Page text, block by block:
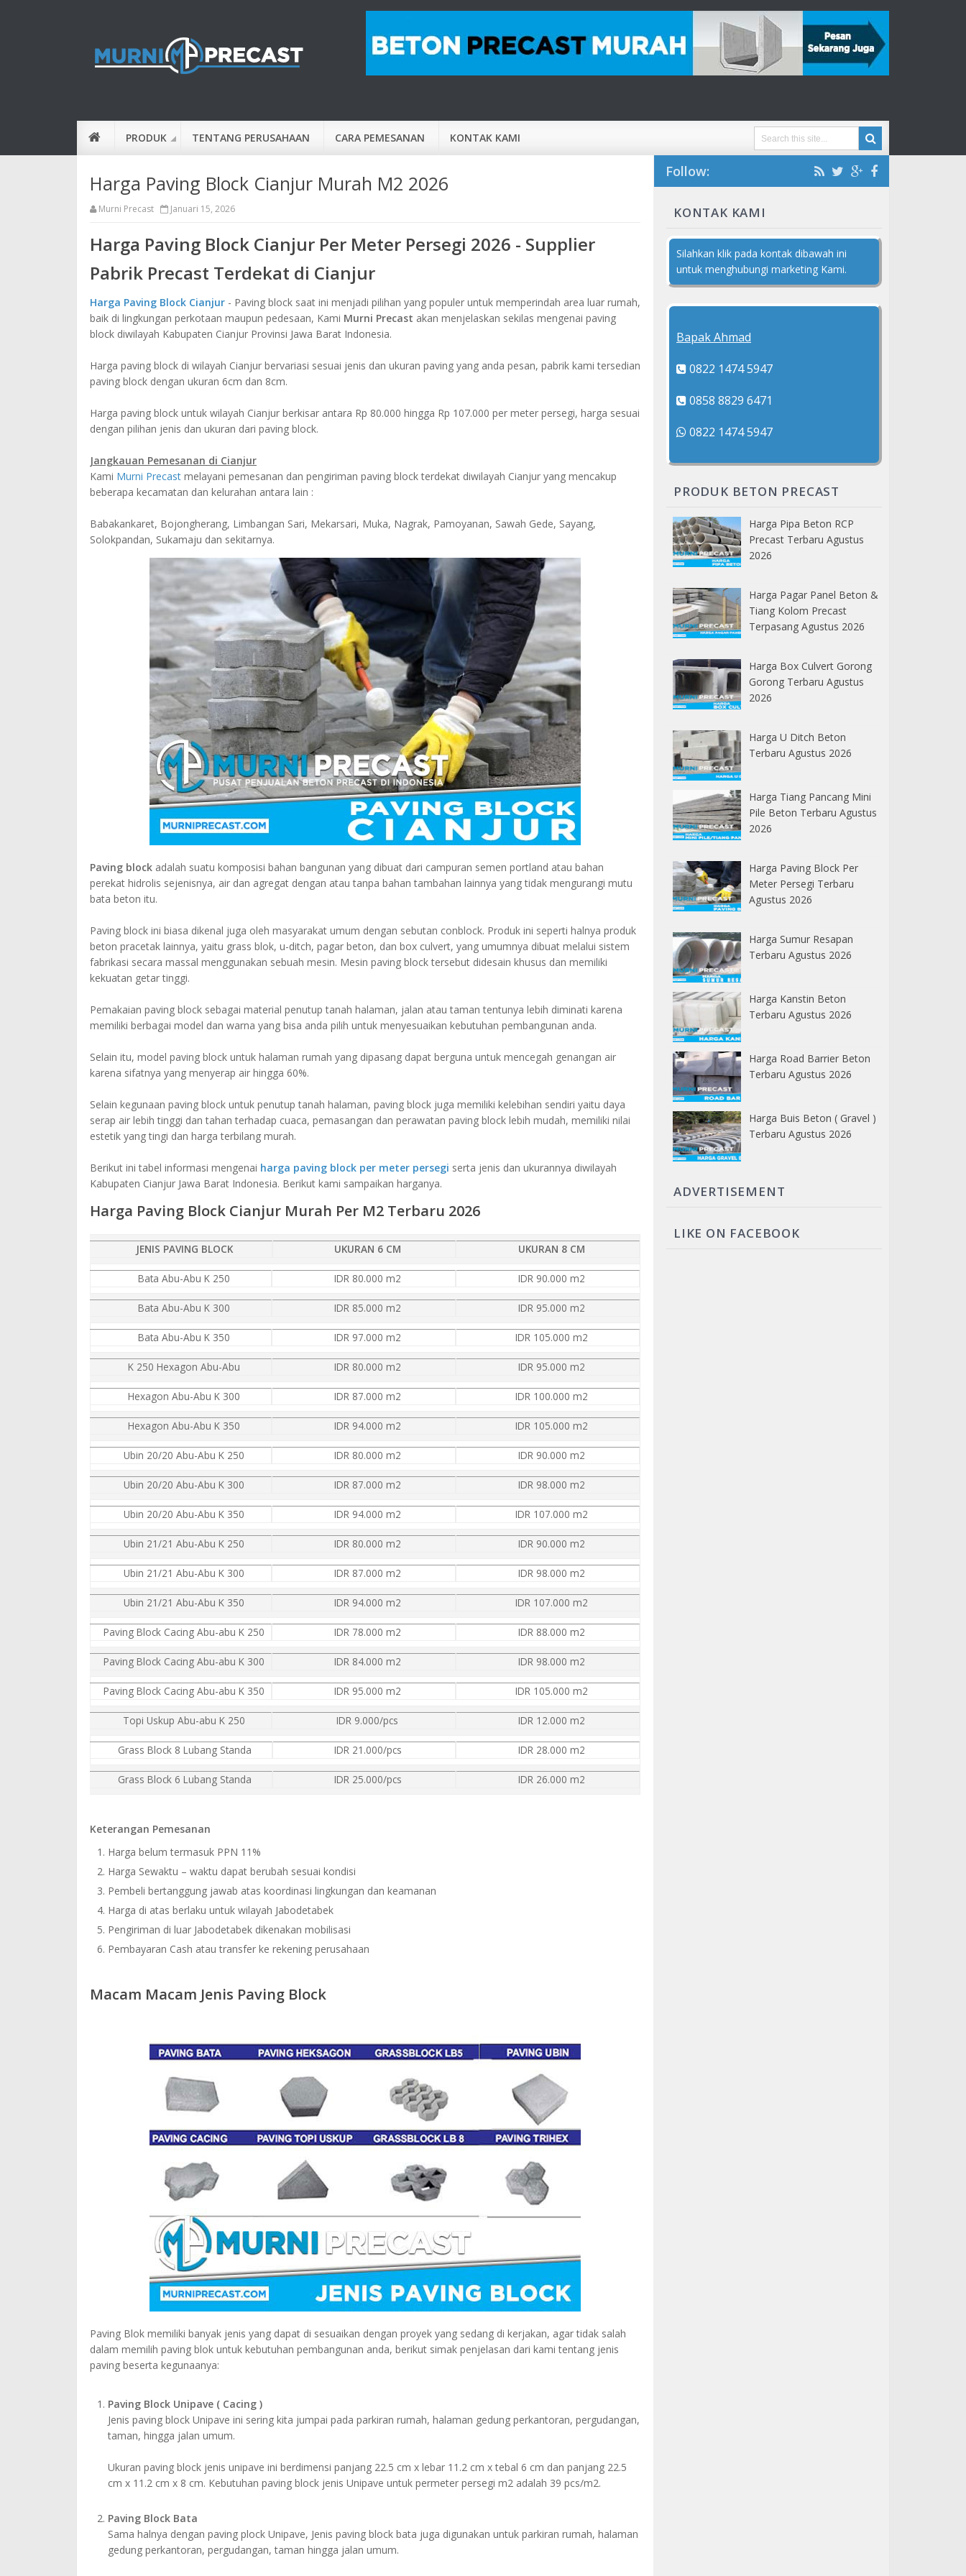
PRODUK TENTANG PERUSAHAAN CARA PEMESANAN KONTAK KAMI
Harga Paving Block Cianjur Murah M2 2026
Murni Precast Januari 15, 2026
Harga Paving Block Cianjur Per Meter Persegi 2026 - Supplier
Pabrik Precast Terdekat di Cianjur
Harga Paving Block Cianjur - Paving block saat ini menjadi pilihan yang populer untuk memperindah area luar rumah,
baik di lingkungan perkotaan maupun pedesaan, Kami Murni Precast akan menjelaskan sekilas mengenai paving
block diwilayah Kabupaten Cianjur Provinsi Jawa Barat Indonesia.
Harga paving block di wilayah Cianjur bervariasi sesuai jenis dan ukuran paving yang anda pesan, pabrik kami tersedian
paving block dengan ukuran 6cm dan 8cm.
Harga paving block untuk wilayah Cianjur berkisar antara Rp 80.000 hingga Rp 107.000 per meter persegi, harga sesuai
dengan pilihan jenis dan ukuran dari paving block.
Jangkauan Pemesanan di Cianjur
Kami Murni Precast melayani pemesanan dan pengiriman paving block terdekat diwilayah Cianjur yang mencakup
beberapa kecamatan dan kelurahan antara lain :
Babakankaret, Bojongherang, Limbangan Sari, Mekarsari, Muka, Nagrak, Pamoyanan, Sawah Gede, Sayang,
Solokpandan, Sukamaju dan sekitarnya.
Paving block adalah suatu komposisi bahan bangunan yang dibuat dari campuran semen portland atau bahan
perekat hidrolis sejenisnya, air dan agregat dengan atau tanpa bahan tambahan lainnya yang tidak mengurangi mutu
bata beton itu.
Paving block ini biasa dikenal juga oleh masyarakat umum dengan sebutan conblock. Produk ini seperti halnya produk
beton pracetak lainnya, yaitu grass blok, u-ditch, pagar beton, dan box culvert, yang umumnya dibuat melalui sistem
fabrikasi secara massal menggunakan sebuah mesin. Mesin paving block tersebut didesain khusus dan memiliki
kekuatan getar tinggi.
Pemakaian paving block sebagai material penutup tanah halaman, jalan atau taman tentunya lebih diminati karena
memiliki berbagai model dan warna yang bisa anda pilih untuk menyesuaikan kebutuhan pembangunan anda.
Selain itu, model paving block untuk halaman rumah yang dipasang dapat berguna untuk mencegah genangan air
karena sifatnya yang menyerap air hingga 60%.
Selain kegunaan paving block untuk penutup tanah halaman, paving block juga memiliki kelebihan sendiri yaitu daya
serap air lebih tinggi dan tahan terhadap cuaca, pemasangan dan perawatan paving block lebih mudah, memiliki nilai
estetik yang tingi dan harga terbilang murah.
Berikut ini tabel informasi mengenai harga paving block per meter persegi serta jenis dan ukurannya diwilayah
Kabupaten Cianjur Jawa Barat Indonesia. Berikut kami sampaikan harganya.
Harga Paving Block Cianjur Murah Per M2 Terbaru 2026
JENIS PAVING BLOCK UKURAN 6 CM UKURAN 8 CM
Bata Abu-Abu K 250 IDR 80.000 m2 IDR 90.000 m2
Bata Abu-Abu K 300 IDR 85.000 m2 IDR 95.000 m2
Bata Abu-Abu K 350 IDR 97.000 m2 IDR 105.000 m2
K 250 Hexagon Abu-Abu IDR 80.000 m2 IDR 95.000 m2
Hexagon Abu-Abu K 300 IDR 87.000 m2 IDR 100.000 m2
Hexagon Abu-Abu K 350 IDR 94.000 m2 IDR 105.000 m2
Ubin 20/20 Abu-Abu K 250 IDR 80.000 m2 IDR 90.000 m2
Ubin 20/20 Abu-Abu K 300 IDR 87.000 m2 IDR 98.000 m2
Ubin 20/20 Abu-Abu K 350 IDR 94.000 m2 IDR 107.000 m2
Ubin 21/21 Abu-Abu K 250 IDR 80.000 m2 IDR 90.000 m2
Ubin 21/21 Abu-Abu K 300 IDR 87.000 m2 IDR 98.000 m2
Ubin 21/21 Abu-Abu K 350 IDR 94.000 m2 IDR 107.000 m2
Paving Block Cacing Abu-abu K 250 IDR 78.000 m2 IDR 88.000 m2
Paving Block Cacing Abu-abu K 300 IDR 84.000 m2 IDR 98.000 m2
Paving Block Cacing Abu-abu K 350 IDR 95.000 m2 IDR 105.000 m2
Topi Uskup Abu-abu K 250 IDR 9.000/pcs IDR 12.000 m2
Grass Block 8 Lubang Standa IDR 21.000/pcs IDR 28.000 m2
Grass Block 6 Lubang Standa IDR 25.000/pcs IDR 26.000 m2
Keterangan Pemesanan
Harga belum termasuk PPN 11%
Harga Sewaktu – waktu dapat berubah sesuai kondisi
Pembeli bertanggung jawab atas koordinasi lingkungan dan keamanan
Harga di atas berlaku untuk wilayah Jabodetabek
Pengiriman di luar Jabodetabek dikenakan mobilisasi
Pembayaran Cash atau transfer ke rekening perusahaan
Macam Macam Jenis Paving Block
Paving Blok memiliki banyak jenis yang dapat di sesuaikan dengan proyek yang sedang di kerjakan, agar tidak salah
dalam memilih paving blok untuk kebutuhan pembangunan anda, berikut simak penjelasan dari kami tentang jenis
paving beserta kegunaanya:
Paving Block Unipave ( Cacing )
Jenis paving block Unipave ini sering kita jumpai pada parkiran rumah, halaman gedung perkantoran, pergudangan,
taman, hingga jalan umum.
Ukuran paving block jenis unipave ini berdimensi panjang 22.5 cm x lebar 11.2 cm x tebal 6 cm dan panjang 22.5
cm x 11.2 cm x 8 cm. Kebutuhan paving block jenis Unipave untuk permeter persegi m2 adalah 39 pcs/m2.
Paving Block Bata
Sama halnya dengan paving plock Unipave, Jenis paving block bata juga digunakan untuk parkiran rumah, halaman
gedung perkantoran, pergudangan, taman hingga jalan umum.
Follow:
KONTAK KAMI
Silahkan klik pada kontak dibawah ini
untuk menghubungi marketing Kami.
Bapak Ahmad
0822 1474 5947
0858 8829 6471
0822 1474 5947
PRODUK BETON PRECAST
Harga Pipa Beton RCP
Precast Terbaru Agustus
2026
Harga Pagar Panel Beton &
Tiang Kolom Precast
Terpasang Agustus 2026
Harga Box Culvert Gorong
Gorong Terbaru Agustus
2026
Harga U Ditch Beton
Terbaru Agustus 2026
Harga Tiang Pancang Mini
Pile Beton Terbaru Agustus
2026
Harga Paving Block Per
Meter Persegi Terbaru
Agustus 2026
Harga Sumur Resapan
Terbaru Agustus 2026
Harga Kanstin Beton
Terbaru Agustus 2026
Harga Road Barrier Beton
Terbaru Agustus 2026
Harga Buis Beton ( Gravel )
Terbaru Agustus 2026
ADVERTISEMENT
LIKE ON FACEBOOK